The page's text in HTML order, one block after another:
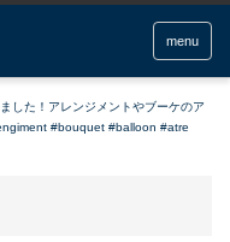
menu
した！アレンジメントやブーケのア
#bouquet #balloon #atre